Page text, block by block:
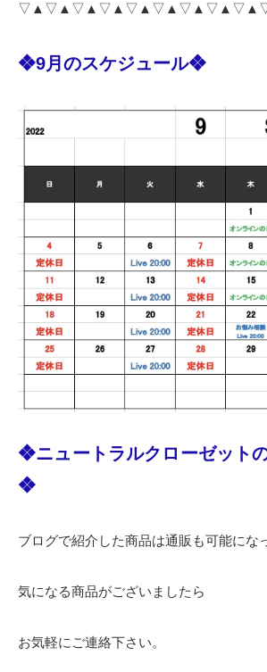
❖9月のスケジュール❖
❖ニュートラルクローゼット
❖
ブログで紹介した商品は通販も可能にな
気になる商品がございましたら
お気軽にご連絡下さい。